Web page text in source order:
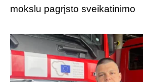
mokslu pagrįsto sveikatinimo